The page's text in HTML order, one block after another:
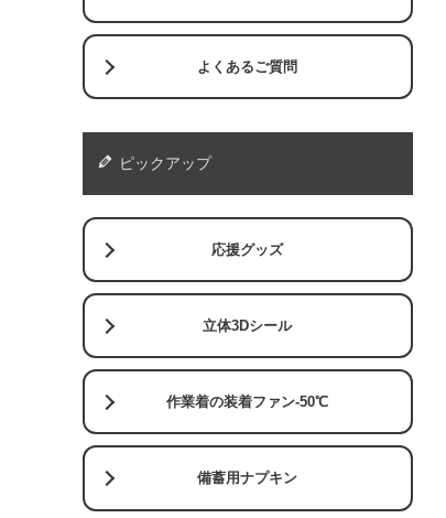
よくあるご質問
ピックアップ
応援グッズ
立体3Dシール
作業着の装着ファン-50℃
備蓄用ナプキン